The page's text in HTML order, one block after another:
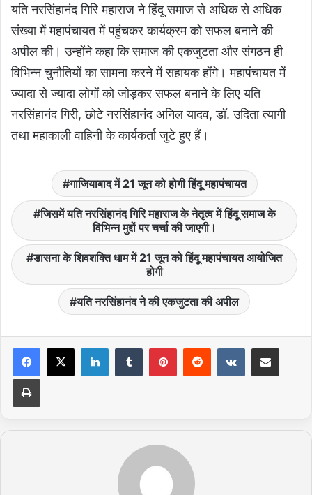
यति नरसिंहानंद गिरि महाराज ने हिंदू समाज से अधिक से अधिक
संख्या में महापंचायत में पहुंचकर कार्यक्रम को सफल बनाने की
अपील की। उन्होंने कहा कि समाज की एकजुटता और संगठन ही
विभिन्न चुनौतियों का सामना करने में सहायक होंगे। महापंचायत में
ज्यादा से ज्यादा लोगों को जोड़कर सफल बनाने के लिए यति
नरसिंहानंद गिरी, छोटे नरसिंहानंद अनिल यादव, डॉ. उदिता त्यागी
तथा महाकाली वाहिनी के कार्यकर्ता जुटे हुए हैं।
गाजियाबाद में 21 जून को होगी हिंदू महापंचायत
जिसमें यति नरसिंहानंद गिरि महाराज के नेतृत्व में हिंदू समाज के
विभिन्न मुद्दों पर चर्चा की जाएगी।
डासना के शिवशक्ति धाम में 21 जून को हिंदू महापंचायत आयोजित
होगी
यति नरसिंहानंद ने की एकजुटता की अपील